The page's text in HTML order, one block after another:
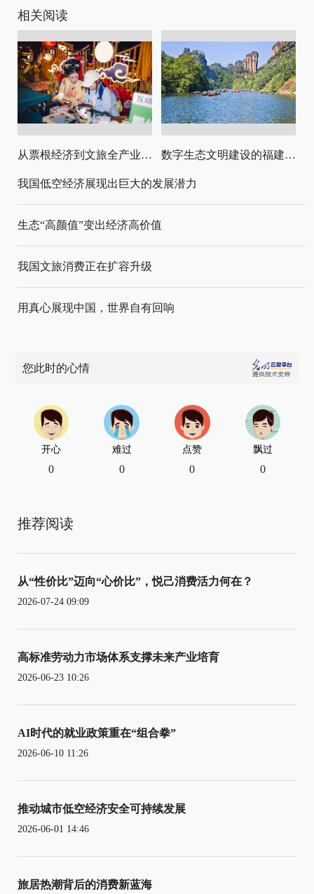
相关阅读
从票根经济到文旅全产业链升级 数字生态文明建设的福建路径与启示
我国低空经济展现出巨大的发展潜力
生态“高颜值”变出经济高价值
我国文旅消费正在扩容升级
用真心展现中国，世界自有回响
您此时的心情
开心
0
难过
0
点赞
0
飘过
0
推荐阅读
从“性价比”迈向“心价比”，悦己消费活力何在？
2026-07-24 09:09
高标准劳动力市场体系支撑未来产业培育
2026-06-23 10:26
AI时代的就业政策重在“组合拳”
2026-06-10 11:26
推动城市低空经济安全可持续发展
2026-06-01 14:46
旅居热潮背后的消费新蓝海